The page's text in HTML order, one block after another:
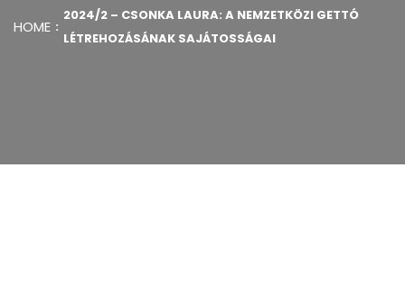
HOME
2024/2 – CSONKA LAURA: A NEMZETKÖZI GETTÓ
LÉTREHOZÁSÁNAK SAJÁTOSSÁGAI